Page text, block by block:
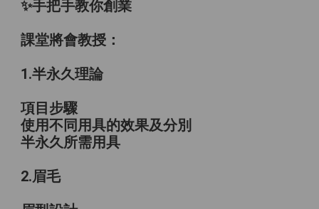
✨手把手教你創業
課堂將會教授：
1.半永久理論
項目步驟
使用不同用具的效果及分別
半永久所需用具
2.眉毛